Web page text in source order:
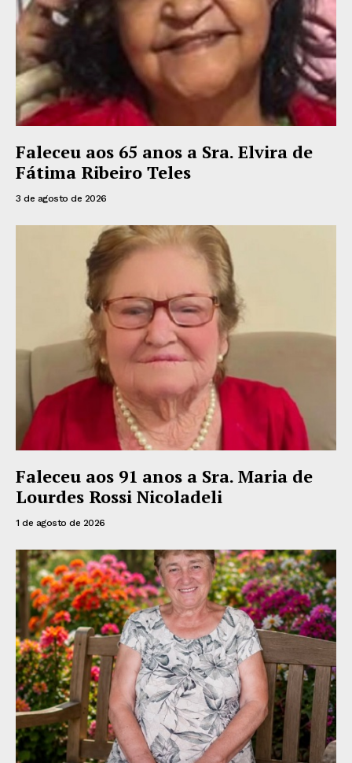
Faleceu aos 65 anos a Sra. Elvira de
Fátima Ribeiro Teles
3 de agosto de 2026
Faleceu aos 91 anos a Sra. Maria de
Lourdes Rossi Nicoladeli
1 de agosto de 2026